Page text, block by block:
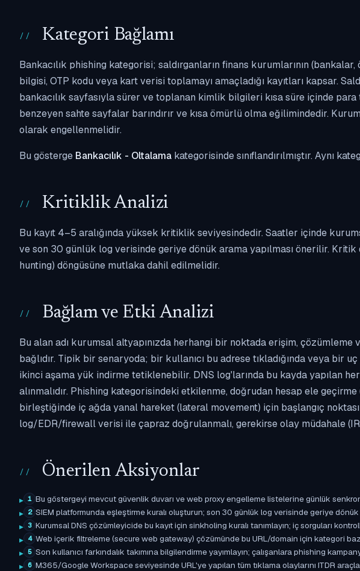
Kategori Bağlamı
Bankacılık phishing kategorisi; saldırganların finans kurumlarının
bilgisi, OTP kodu veya kart verisi toplamayı amaçladığı kayıtları kapsar.
bankacılık sayfasıyla sürer ve toplanan kimlik bilgileri kısa süre içinde
benzeyen sahte sayfalar barındırır ve kısa ömürlü olma eğilimindedir.
olarak engellenmelidir.
Bu gösterge Bankacılık - Oltalama kategorisinde sınıflandırılmıştır. Aynı
Kritiklik Analizi
Bu kayıt 4–5 aralığında yüksek kritiklik seviyesindedir. Saatler içinde
ve son 30 günlük log verisinde geriye dönük arama yapılması önerilir.
hunting) döngüsüne mutlaka dahil edilmelidir.
Bağlam ve Etki Analizi
Bu alan adı kurumsal altyapınızda herhangi bir noktada erişim,
bağlıdır. Tipik bir senaryoda; bir kullanıcı bu adrese tıkladığında veya bir
ikinci aşama yük indirme tetiklenebilir. DNS log'larında bu kayda yapılan
alınmalıdır. Phishing kategorisindeki etkilenme, doğrudan hesap ele
birleştiğinde iç ağda yanal hareket (lateral movement) için başlangıç
log/EDR/firewall verisi ile çapraz doğrulanmalı, gerekirse olay müdahale
Önerilen Aksiyonlar
1 Bu göstergeyi mevcut güvenlik duvarı ve web proxy engelleme listelerine günlük
2 SIEM platformunda eşleştirme kuralı oluşturun; son 30 günlük log verisinde geriye dönük
3 Kurumsal DNS çözümleyicide bu kayıt için sinkholing kuralı tanımlayın; iç sorguları
4 Web içerik filtreleme (secure web gateway) çözümünde bu URL/domain için kategori
5 Son kullanıcı farkındalık takımına bilgilendirme yayımlayın; çalışanlara phishing
6 M365/Google Workspace seviyesinde URL'ye yapılan tüm tıklama olaylarını ITDR